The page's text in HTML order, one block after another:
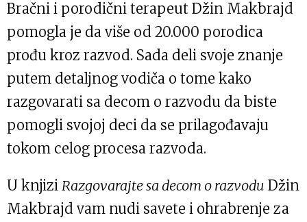
Bračni i porodični terapeut Džin Makbrajd
pomogla je da više od 20.000 porodica
prođu kroz razvod. Sada deli svoje znanje
putem detaljnog vodiča o tome kako
razgovarati sa decom o razvodu da biste
pomogli svojoj deci da se prilagođavaju
tokom celog procesa razvoda.
U knjizi Razgovarajte sa decom o razvodu Džin
Makbrajd vam nudi savete i ohrabrenje za